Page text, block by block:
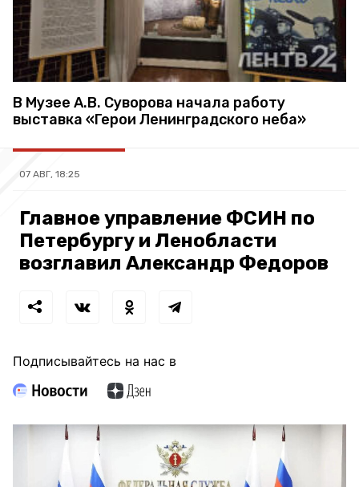
В Музее А.В. Суворова начала работу
выставка «Герои Ленинградского неба»
07 АВГ, 18:25
Главное управление ФСИН по
Петербургу и Ленобласти
возглавил Александр Федоров
Подписывайтесь на нас в